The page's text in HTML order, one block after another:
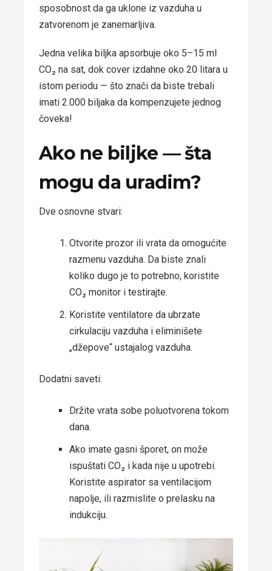
sposobnost da ga uklone iz vazduha u
zatvorenom je zanemarljiva.
Jedna velika biljka apsorbuje oko 5–15 ml
CO₂ na sat, dok cover izdahne oko 20 litara u
istom periodu — što znači da biste trebali
imati 2.000 biljaka da kompenzujete jednog
čoveka!
Ako ne biljke — šta
mogu da uradim?
Dve osnovne stvari:
Otvorite prozor ili vrata da omogućite
razmenu vazduha. Da biste znali
koliko dugo je to potrebno, koristite
CO₂ monitor i testirajte.
Koristite ventilatore da ubrzate
cirkulaciju vazduha i eliminišete
„džepove“ ustajalog vazduha.
Dodatni saveti:
Držite vrata sobe poluotvorena tokom
dana.
Ako imate gasni šporet, on može
ispuštati CO₂ i kada nije u upotrebi.
Koristite aspirator sa ventilacijom
napolje, ili razmislite o prelasku na
indukciju.